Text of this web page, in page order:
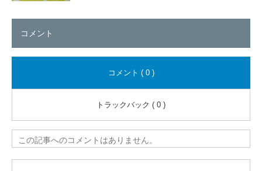
コメント
コメント ( 0 )
トラックバック ( 0 )
この記事へのコメントはありません。